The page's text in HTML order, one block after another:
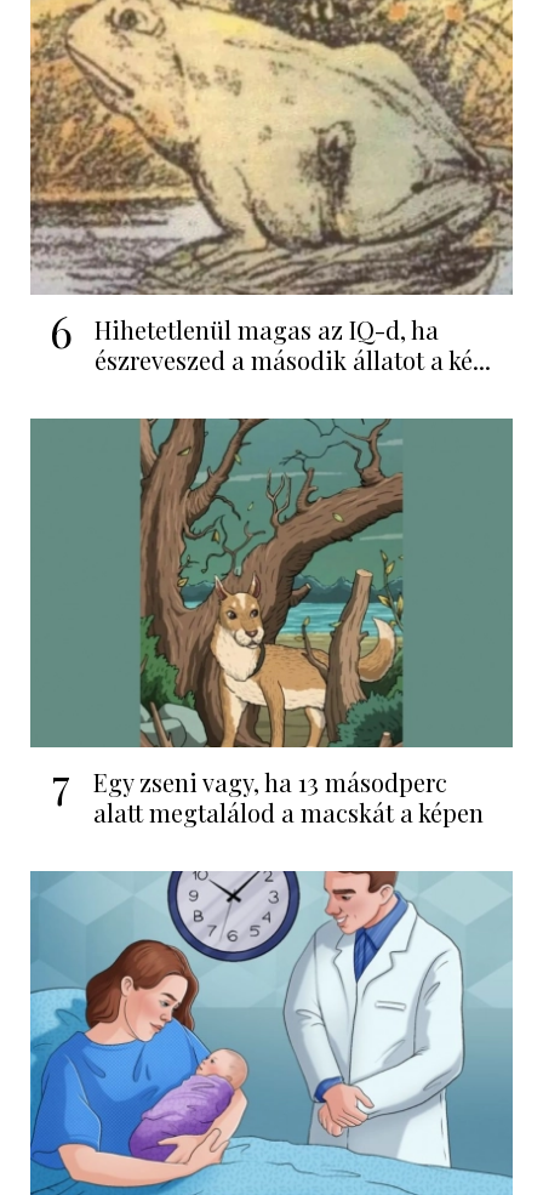
6
Hihetetlenül magas az IQ-d, ha
észreveszed a második állatot a ké...
7
Egy zseni vagy, ha 13 másodperc
alatt megtalálod a macskát a képen